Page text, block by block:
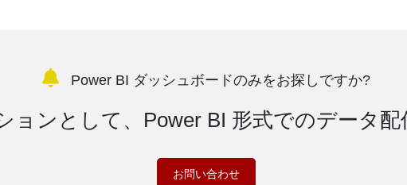
Power BI ダッシュボードのみをお探しですか?
ョンとして、Power BI 形式でのデータ
お問い合わせ